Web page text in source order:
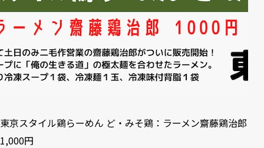
東京スタイル鶏らーめん ど・みそ鶏：ラーメン齋藤鶏治郎
1,000円